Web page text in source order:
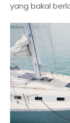
yang bakal